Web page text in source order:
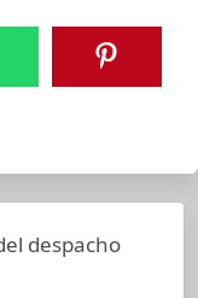
despacho